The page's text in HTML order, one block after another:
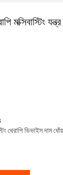
মক্সিবাস্টিং
থেরাপি ডিভাইস দাম